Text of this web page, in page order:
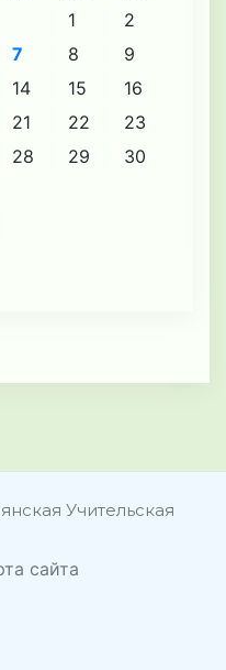
1
2
7 8
9
14 15
16
21 22
23
28 29
30
Учительская
сайта